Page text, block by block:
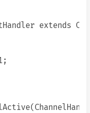
extends